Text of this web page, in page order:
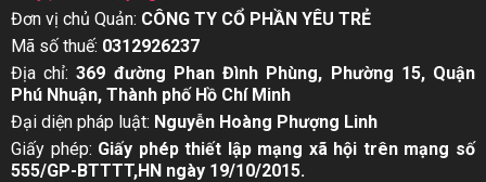
Đơn vị chủ Quản: CÔNG TY CỔ PHẦN YÊU TRẺ
Mã số thuế: 0312926237
Địa chỉ:369 đường Phan Đình Phùng, Phường 15, Quận
Phú Nhuận, Thành phố Hồ Chí Minh
Đại diện pháp luật: Nguyễn Hoàng Phượng Linh
Giấy phép: Giấy phép thiết lập mạng xã hội trên mạng số
555/GP-BTTTT,HN ngày 19/10/2015.